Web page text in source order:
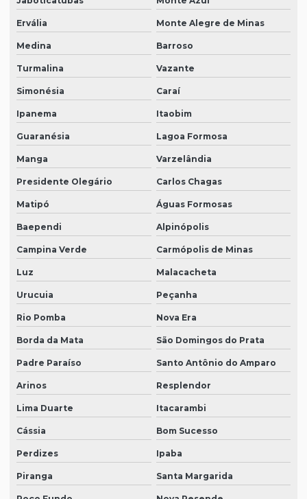
Ervália Monte Alegre de Minas
Medina Barroso
Turmalina Vazante
Simonésia Caraí
Ipanema Itaobim
Guaranésia Lagoa Formosa
Manga Varzelândia
Presidente Olegário Carlos Chagas
Matipó Águas Formosas
Baependi Alpinópolis
Campina Verde Carmópolis de Minas
Luz Malacacheta
Urucuia Peçanha
Rio Pomba Nova Era
Borda da Mata São Domingos do Prata
Padre Paraíso Santo Antônio do Amparo
Arinos Resplendor
Lima Duarte Itacarambi
Cássia Bom Sucesso
Perdizes Ipaba
Piranga Santa Margarida